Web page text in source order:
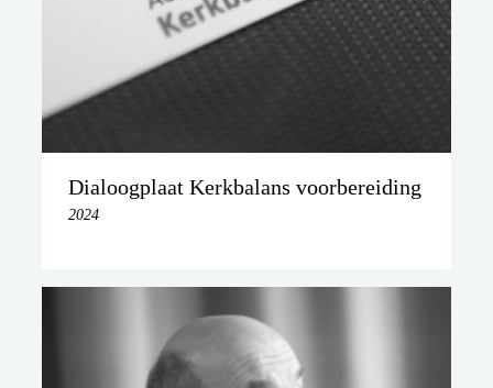
Dialoogplaat Kerkbalans voorbereiding
2024